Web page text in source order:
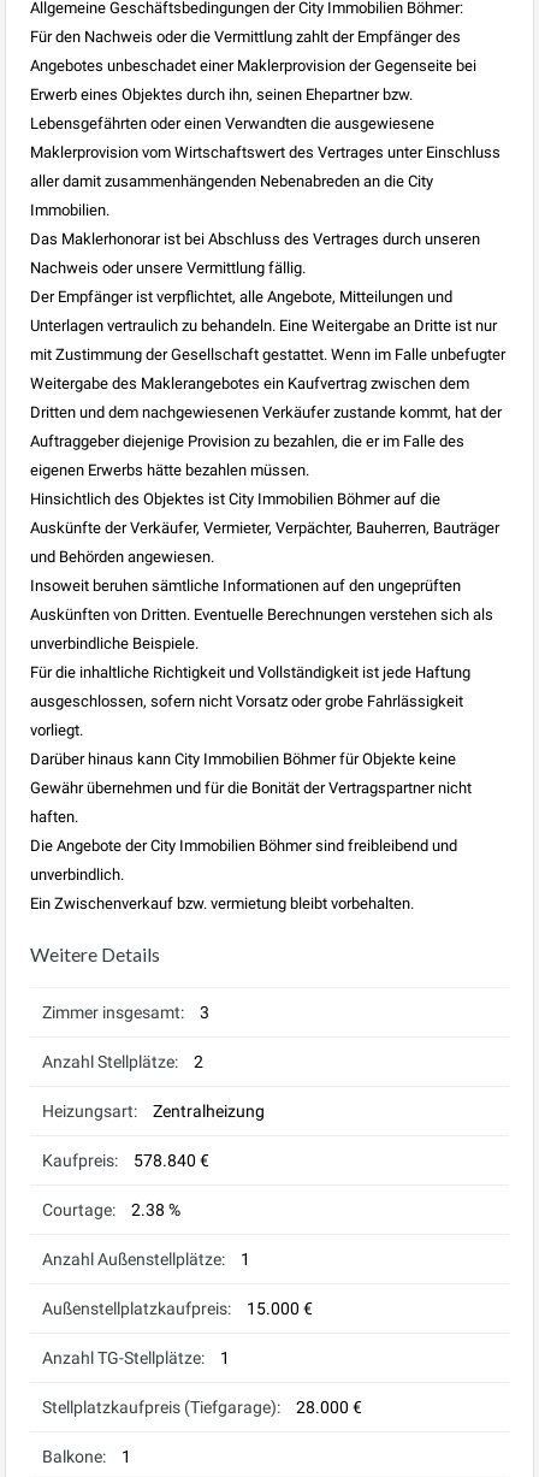
Allgemeine Geschäftsbedingungen der City Immobilien Böhmer:
Für den Nachweis oder die Vermittlung zahlt der Empfänger des
Angebotes unbeschadet einer Maklerprovision der Gegenseite bei
Erwerb eines Objektes durch ihn, seinen Ehepartner bzw.
Lebensgefährten oder einen Verwandten die ausgewiesene
Maklerprovision vom Wirtschaftswert des Vertrages unter Einschluss
aller damit zusammenhängenden Nebenabreden an die City
Immobilien.
Das Maklerhonorar ist bei Abschluss des Vertrages durch unseren
Nachweis oder unsere Vermittlung fällig.
Der Empfänger ist verpflichtet, alle Angebote, Mitteilungen und
Unterlagen vertraulich zu behandeln. Eine Weitergabe an Dritte ist nur
mit Zustimmung der Gesellschaft gestattet. Wenn im Falle unbefugter
Weitergabe des Maklerangebotes ein Kaufvertrag zwischen dem
Dritten und dem nachgewiesenen Verkäufer zustande kommt, hat der
Auftraggeber diejenige Provision zu bezahlen, die er im Falle des
eigenen Erwerbs hätte bezahlen müssen.
Hinsichtlich des Objektes ist City Immobilien Böhmer auf die
Auskünfte der Verkäufer, Vermieter, Verpächter, Bauherren, Bauträger
und Behörden angewiesen.
Insoweit beruhen sämtliche Informationen auf den ungeprüften
Auskünften von Dritten. Eventuelle Berechnungen verstehen sich als
unverbindliche Beispiele.
Für die inhaltliche Richtigkeit und Vollständigkeit ist jede Haftung
ausgeschlossen, sofern nicht Vorsatz oder grobe Fahrlässigkeit
vorliegt.
Darüber hinaus kann City Immobilien Böhmer für Objekte keine
Gewähr übernehmen und für die Bonität der Vertragspartner nicht
haften.
Die Angebote der City Immobilien Böhmer sind freibleibend und
unverbindlich.
Ein Zwischenverkauf bzw. vermietung bleibt vorbehalten.
Weitere Details
Zimmer insgesamt: 3
Anzahl Stellplätze: 2
Heizungsart: Zentralheizung
Kaufpreis: 578.840 €
Courtage: 2.38 %
Anzahl Außenstellplätze: 1
Außenstellplatzkaufpreis: 15.000 €
Anzahl TG-Stellplätze: 1
Stellplatzkaufpreis (Tiefgarage): 28.000 €
Balkone: 1